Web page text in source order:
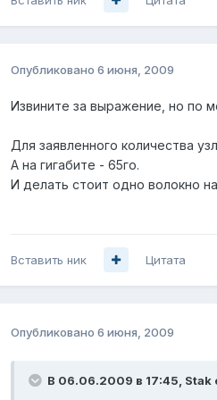
Опубликовано 6 июня, 2009
Извините за выражение, но по
Для заявленного количества
А на гигабите - 65го.
И делать стоит одно волокно
Вставить ник Цитата
Опубликовано 6 июня, 2009
В 06.06.2009 в 17:45, Stak